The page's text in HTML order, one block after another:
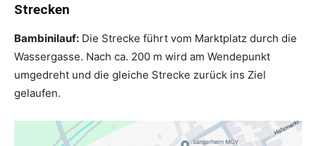
Strecken
Bambinilauf: Die Strecke führt vom Marktplatz durch die
Wassergasse. Nach ca. 200 m wird am Wendepunkt
umgedreht und die gleiche Strecke zurück ins Ziel
gelaufen.